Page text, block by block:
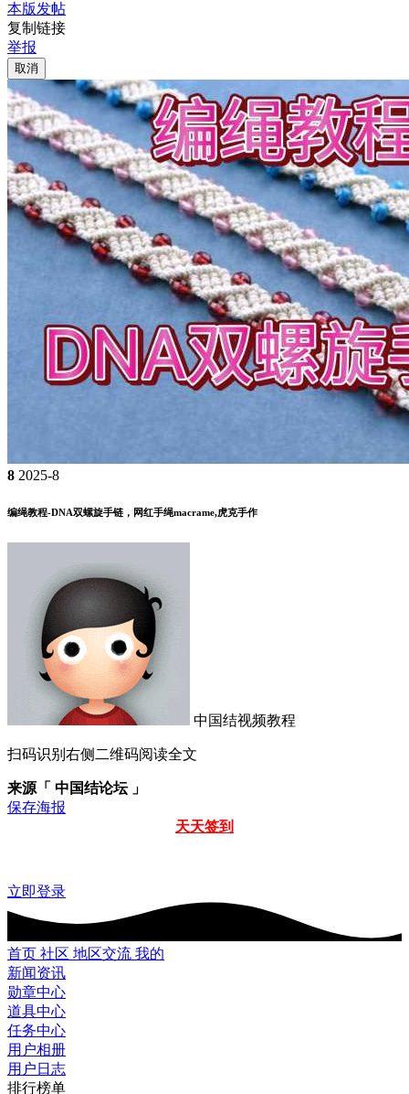
本版发帖
复制链接
举报
取消
8 2025-8
编绳教程-DNA双螺旋手链，网红手绳macrame,虎克手作
中国结视频教程
扫码识别右侧二维码阅读全文
来源「 中国结论坛 」
保存海报
天天签到
立即登录
首页 社区 地区交流 我的
新闻资讯
勋章中心
道具中心
任务中心
用户相册
用户日志
排行榜单